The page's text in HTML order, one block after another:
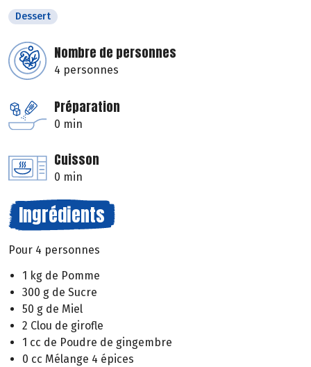
Dessert
Nombre de personnes
4 personnes
Préparation
0 min
Cuisson
0 min
Ingrédients
Pour 4 personnes
1 kg de Pomme
300 g de Sucre
50 g de Miel
2 Clou de girofle
1 cc de Poudre de gingembre
0 cc Mélange 4 épices